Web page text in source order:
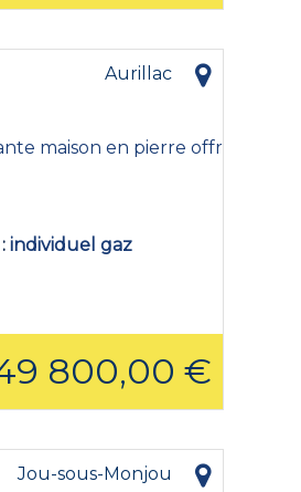
Aurillac
maison en pierre offre
individuel gaz
800,00 €
Jou-sous-Monjou